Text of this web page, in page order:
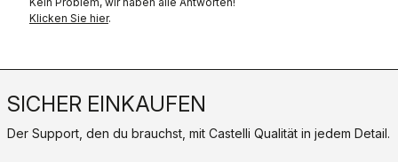
Klicken Sie hier.
SICHER EINKAUFEN
Der Support, den du brauchst, mit Castelli Qualität in jedem Detail.